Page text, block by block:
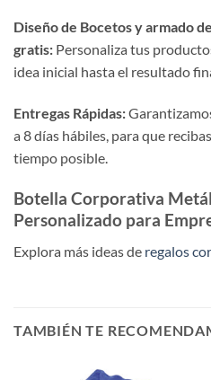
Diseño de Bocetos y armado
gratis: Personaliza tus
idea inicial hasta el resultado
Entregas Rápidas:
a 8 días hábiles, para que
tiempo posible.
Botella Corporativa
Personalizado para
Explora más ideas de regalos
TAMBIÉN TE